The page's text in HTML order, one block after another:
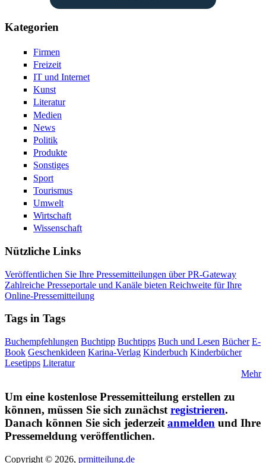
Kategorien
Firmen
Freizeit
IT und Internet
Kunst
Literatur
Medien
News
Politik
Produkte
Sonstiges
Sport
Tourismus
Umwelt
Wirtschaft
Wissenschaft
Nützliche Links
Veröffentlichen Sie Ihre Pressemitteilungen über PR-Gateway
Zahlreiche Presseportale und Kanäle bieten Reichweite für Ihre
Online-Pressemitteilung
Tags in Tags
Buchempfehlungen Buchtipp Buchtipps Buch und Lesen Bücher E-
Book Geschenkideen Karina-Verlag Kinderbuch Kinderbücher
Lesetipps Literatur
Mehr
Um eine kostenlose Pressemitteilung erstellen zu
können, müssen Sie sich zunächst registrieren.
Danach können Sie sich jederzeit anmelden und Ihre
Pressemeldung veröffentlichen.
Copyright © 2026, prmitteilung.de